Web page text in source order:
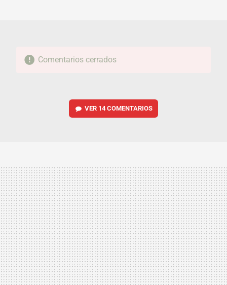
Comentarios cerrados
VER 14 COMENTARIOS